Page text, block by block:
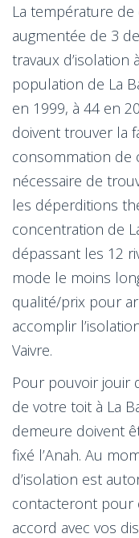
La température
augmentée de 3
travaux d’isolation
population de La
en 1999, à 44 en
doivent trouver la
consommation de
nécessaire de
les déperditions
concentration de
dépassant les 12
mode le moins
qualité/prix pour
accomplir
Vaivre.
Pour pouvoir jouir
de votre toit à La
demeure doivent
fixé l’Anah. Au
d’isolation est
contacteront pour
accord avec vos